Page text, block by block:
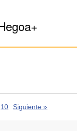
10 Siguiente »